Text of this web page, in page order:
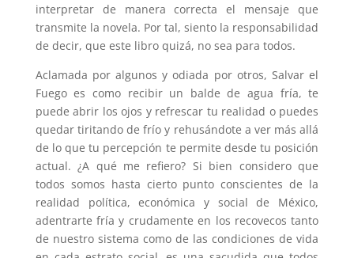
interpretar de manera correcta el mensaje que
transmite la novela. Por tal, siento la responsabilidad
de decir, que este libro quizá, no sea para todos.
Aclamada por algunos y odiada por otros, Salvar el
Fuego es como recibir un balde de agua fría, te
puede abrir los ojos y refrescar tu realidad o puedes
quedar tiritando de frío y rehusándote a ver más allá
de lo que tu percepción te permite desde tu posición
actual. ¿A qué me refiero? Si bien considero que
todos somos hasta cierto punto conscientes de la
realidad política, económica y social de México,
adentrarte fría y crudamente en los recovecos tanto
de nuestro sistema como de las condiciones de vida